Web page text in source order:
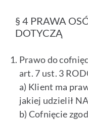
§ 4 PRAWA
DOTYCZĄ
Prawo do
art. 7 ust. 3
a) Klient ma
jakiej udzielił
b) Cofnięcie